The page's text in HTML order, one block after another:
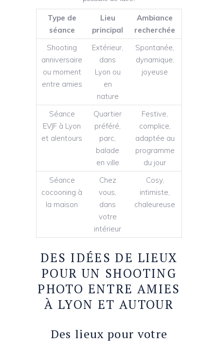
Type de
séance
Lieu
principal
Ambiance
recherchée
Shooting
anniversaire
ou moment
entre amies
Extérieur,
dans
Lyon ou
en
nature
Spontanée,
dynamique,
joyeuse
Séance
EVJF à Lyon
et alentours
Quartier
préféré,
parc,
balade
en ville
Festive,
complice,
adaptée au
programme
du jour
Séance
cocooning à
la maison
Chez
vous,
dans
votre
intérieur
Cosy,
intimiste,
chaleureuse
DES IDÉES DE LIEUX
POUR UN SHOOTING
PHOTO ENTRE AMIES
À LYON ET AUTOUR
Des lieux pour votre